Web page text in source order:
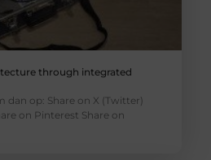
through integrated
dan op: Share on X (Twitter)
on Pinterest Share on